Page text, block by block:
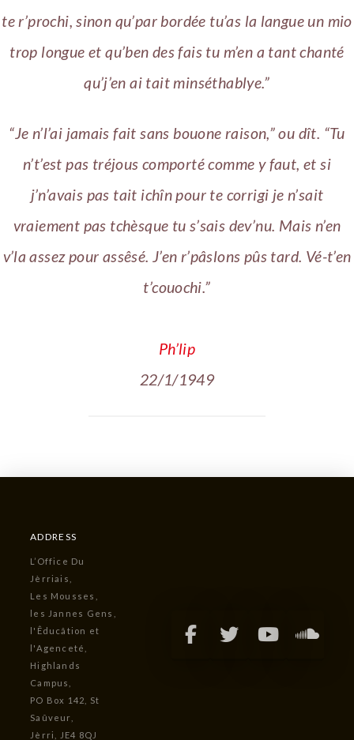
te r’prochi, sinon qu’par bordée tu’as la langue un mio
trop longue et qu’ben des fais tu m’en a tant chanté
qu’j’en ai tait minséthablye.”
“Je n’l’ai jamais fait sans bouone raison,” ou dît. “Tu
n’t’est pas tréjous comporté comme y faut, et si
j’n’avais pas tait ichîn pour te corrigi je n’sait
vraiement pas tchèsque tu s’sais dev’nu. Mais n’en
v’la assez pour assêsé. J’en r’pâslons pûs tard. Vé-t’en
t’couochi.”
Ph’lip
22/1/1949
ADDRESS
L’Office Du
Jèrriais,
Les Mousses,
les Jannes Gens,
l'Êducâtion et
l'Agenceté,
Highlands
Campus,
PO Box 142, St
Saûveur,
Jèrri, JE4 8QJ